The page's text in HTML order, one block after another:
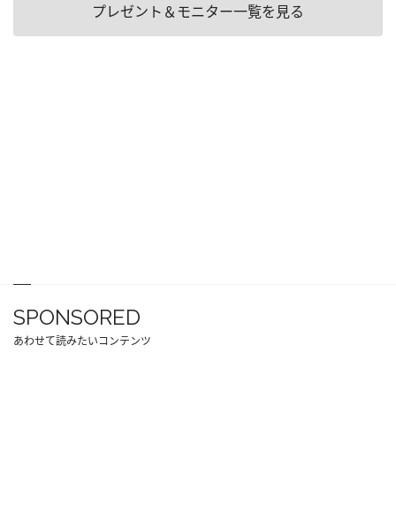
プレゼント＆モニター一覧を見る
SPONSORED
あわせて読みたいコンテンツ